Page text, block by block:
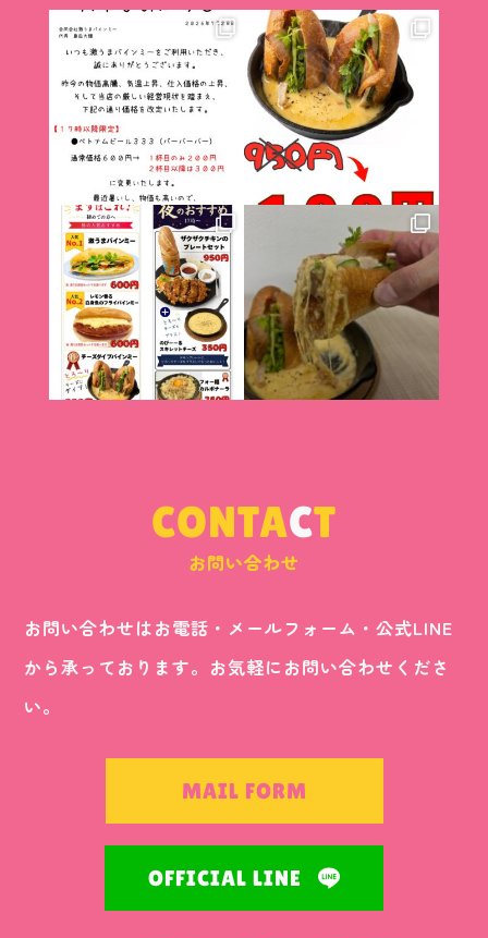
CONTACT
お問い合わせ
お問い合わせはお電話・メールフォーム・公式LINE
から承っております。お気軽にお問い合わせくださ
い。
MAIL FORM
OFFICIAL LINE